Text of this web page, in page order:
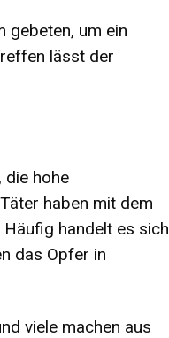
gebeten, um ein
lässt der
die hohe
haben mit dem
handelt es sich
das Opfer in
viele machen aus